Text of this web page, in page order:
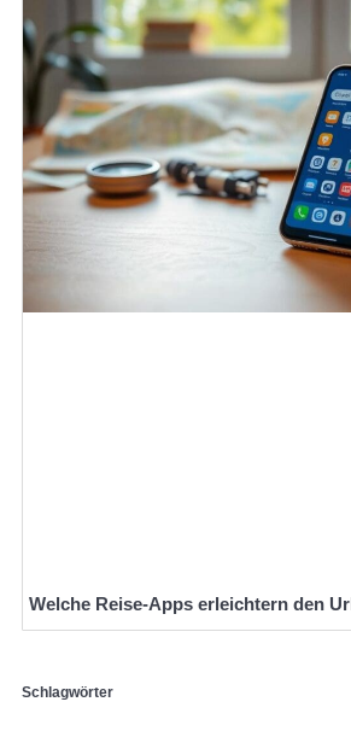
Welche Reise-Apps erleichtern den
Schlagwörter